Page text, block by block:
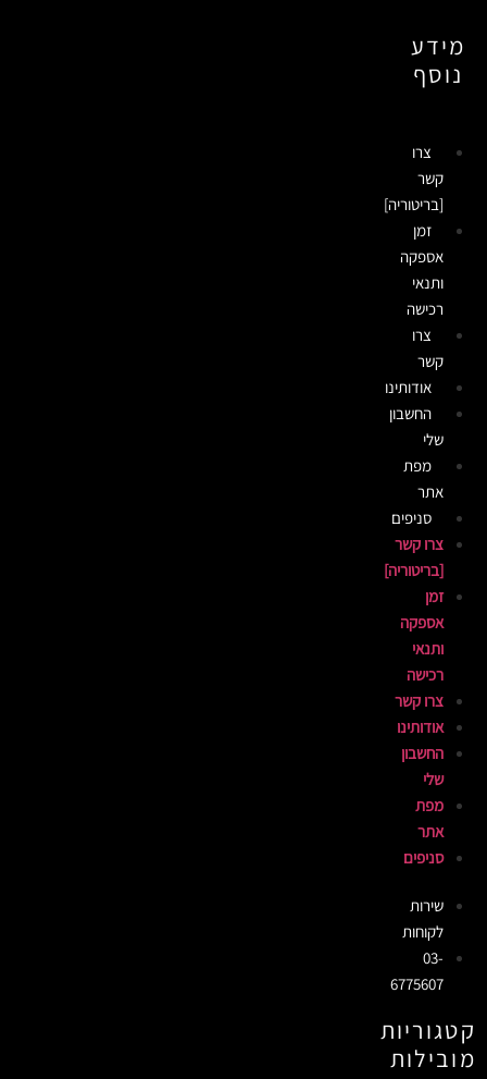
מידע
נוסף
צרו
קשר
[בריטוריה]
זמן
אספקה
ותנאי
רכישה
צרו
קשר
אודותינו
החשבון
שלי
מפת
אתר
סניפים
צרו קשר
[בריטוריה]
זמן
אספקה
ותנאי
רכישה
צרו קשר
אודותינו
החשבון
שלי
מפת
אתר
סניפים
שירות
לקוחות
03-
6775607
קטגוריות
מובילות